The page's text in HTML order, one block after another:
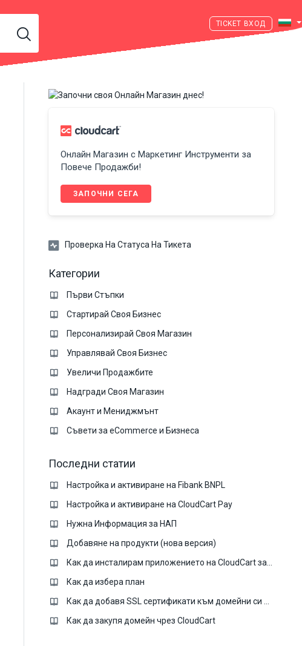
ВХОД
Онлайн Магазин с Маркетинг Инструменти за
Повече Продажби!
ЗАПОЧНИ СЕГА
Проверка На Статуса На Тикета
Категории
Първи Стъпки
Стартирай Своя Бизнес
Персонализирай Своя Магазин
Управлявай Своя Бизнес
Увеличи Продажбите
Надгради Своя Магазин
Акаунт и Мениджмънт
Съвети за eCommerce и Бизнеса
Последни статии
Настройка и активиране на Fibank BNPL
Настройка и активиране на CloudCart Pay
Нужна Информация за НАП
Добавяне на продукти (нова версия)
Как да избера план
Как да закупя домейн чрез CloudCart